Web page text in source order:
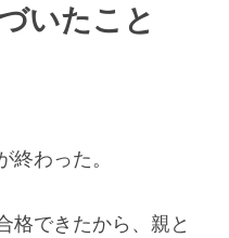
いたこと
終わった。
格できたから、親と